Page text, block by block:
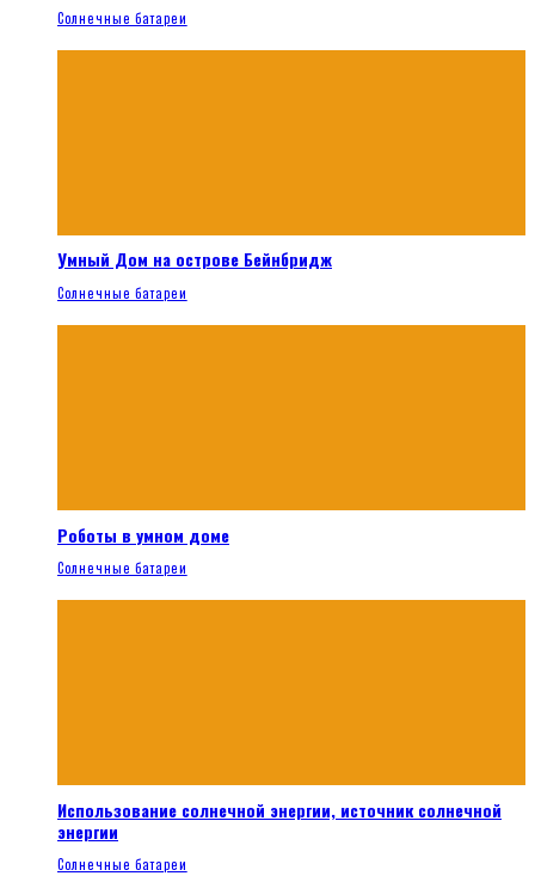
Солнечные батареи
Умный Дом на острове Бейнбридж
Солнечные батареи
Роботы в умном доме
Солнечные батареи
Использование солнечной энергии, источник солнечной
энергии
Солнечные батареи